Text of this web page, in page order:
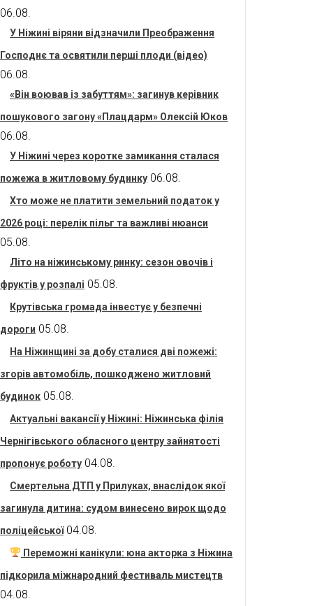
06.08.
У Ніжині віряни відзначили Преображення
Господнє та освятили перші плоди (відео)
06.08.
«Він воював із забуттям»: загинув керівник
пошукового загону «Плацдарм» Олексій Юков
06.08.
У Ніжині через коротке замикання сталася
пожежа в житловому будинку 06.08.
Хто може не платити земельний податок у
2026 році: перелік пільг та важливі нюанси
05.08.
Літо на ніжинському ринку: сезон овочів і
фруктів у розпалі 05.08.
Крутівська громада інвестує у безпечні
дороги 05.08.
На Ніжинщині за добу сталися дві пожежі:
згорів автомобіль, пошкоджено житловий
будинок 05.08.
Актуальні вакансії у Ніжині: Ніжинська філія
Чернігівського обласного центру зайнятості
пропонує роботу 04.08.
Смертельна ДТП у Прилуках, внаслідок якої
загинула дитина: судом винесено вирок щодо
поліцейської 04.08.
Переможні канікули: юна акторка з Ніжина
підкорила міжнародний фестиваль мистецтв
04.08.